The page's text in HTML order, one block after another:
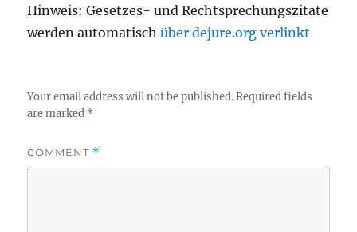
Hinweis: Gesetzes- und Rechtsprechungszitate
werden automatischüber dejure.org verlinkt
Your email address will not be published. Required fields
are marked *
COMMENT *